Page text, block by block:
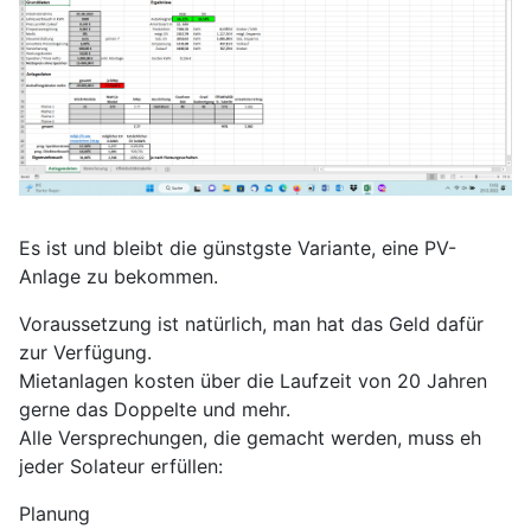
Es ist und bleibt die günstgste Variante, eine PV-
Anlage zu bekommen.
Voraussetzung ist natürlich, man hat das Geld dafür
zur Verfügung.
Mietanlagen kosten über die Laufzeit von 20 Jahren
gerne das Doppelte und mehr.
Alle Versprechungen, die gemacht werden, muss eh
jeder Solateur erfüllen:
Planung